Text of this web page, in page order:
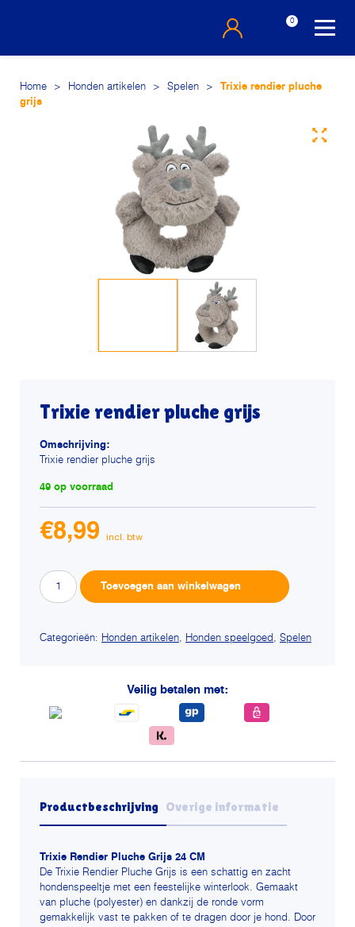
0
Home > Honden artikelen > Spelen >
Trixie rendier pluche
grijs
Trixie rendier pluche grijs
Omschrijving:
Trixie rendier pluche grijs
49 op voorraad
€8,99
Trixie
rendier
grijs
Toevoegen aan winkelwagen
Categorieën: Honden artikelen, Honden speelgoed, Spelen
Veilig betalen met:
Productbeschrijving Overige informatie
Trixie Rendier Pluche Grijs 24 CM
De Trixie Rendier Pluche Grijs is een schattig en zacht
hondenspeeltje met een feestelijke winterlook. Gemaakt
van pluche (polyester) en dankzij de ronde vorm
gemakkelijk vast te pakken of te dragen door je hond. Door